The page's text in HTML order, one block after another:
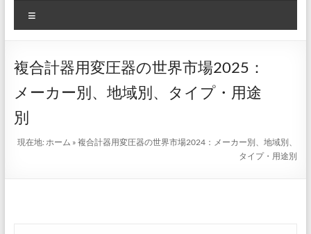
プ
ニ
ー
複合計器用変圧器の世界市場2025：
メーカー別、地域別、タイプ・用途
別
現在地:ホーム »複合計器用変圧器の世界市場2024：メーカー別、地域別、
タイプ・用途別